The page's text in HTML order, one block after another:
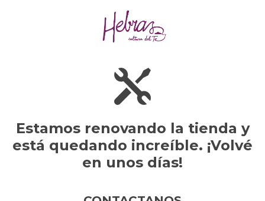
Estamos renovando la tienda y
está quedando increíble. ¡Volvé
en unos días!